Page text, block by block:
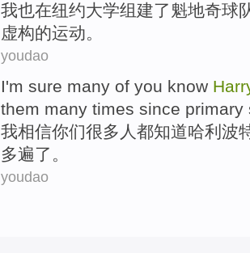
我也在纽约大学组建了 魁地奇球
虚构的运动。
youdao
I'm sure many of you know
them many times since primary
我相信你们很多 人 都知道哈利 波
多遍了。
youdao